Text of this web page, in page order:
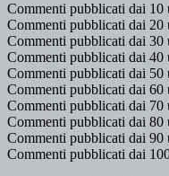
Commenti pubblicati dai
Commenti pubblicati dai
Commenti pubblicati dai
Commenti pubblicati dai
Commenti pubblicati dai
Commenti pubblicati dai
Commenti pubblicati dai
Commenti pubblicati dai
Commenti pubblicati dai
Commenti pubblicati dai